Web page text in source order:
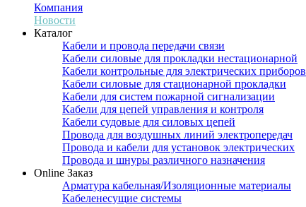
Компания
Новости
Каталог
Кабели и провода передачи связи
Кабели силовые для прокладки нестационарной
Кабели контрольные для электрических приборов
Кабели силовые для стационарной прокладки
Кабели для систем пожарной сигнализации
Кабели для цепей управления и контроля
Кабели судовые для силовых цепей
Провода для воздушных линий электропередач
Провода и кабели для установок электрических
Провода и шнуры различного назначения
Online Заказ
Арматура кабельная/Изоляционные материалы
Кабеленесущие системы